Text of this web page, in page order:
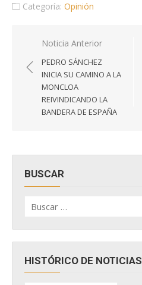
Categoría: Opinión
Navegación
de
entradas
Noticia Anterior
PEDRO SÁNCHEZ
INICIA SU CAMINO A LA
MONCLOA
REIVINDICANDO LA
BANDERA DE ESPAÑA
BUSCAR
por:
HISTÓRICO DE NOTICIAS